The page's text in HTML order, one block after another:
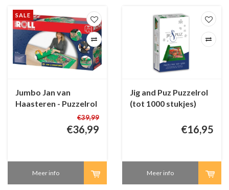
SALE
Jumbo Jan van
Haasteren - Puzzelrol
(tot 3000 stukjes)€39,99
€36,99
Meer info
Jig and Puz Puzzelrol
(tot 1000 stukjes)
€16,95
Meer info